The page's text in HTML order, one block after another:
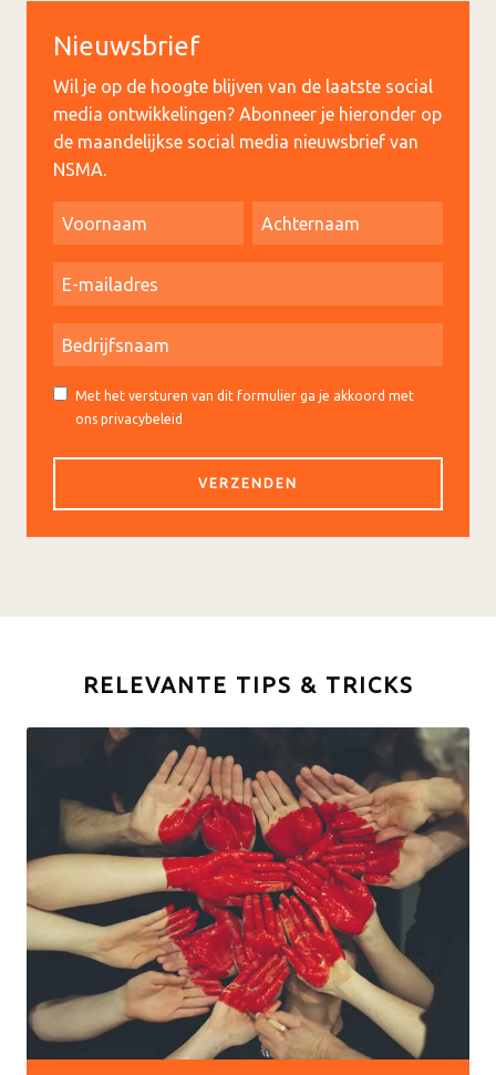
Nieuwsbrief
Wil je op de hoogte blijven van de laatste social
media ontwikkelingen? Abonneer je hieronder op
de maandelijkse social media nieuwsbrief van
NSMA.
Met het versturen van dit formulier ga je akkoord met
ons privacybeleid
RELEVANTE TIPS & TRICKS